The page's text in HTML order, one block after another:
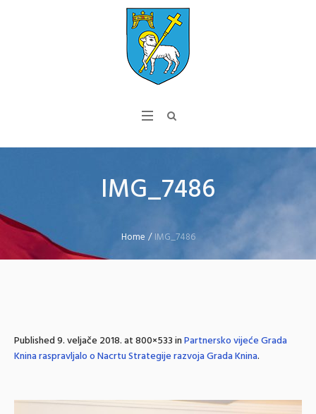
IMG_7486
Home /IMG_7486
Published9. veljače 2018.at 800×533 inPartnersko vijeće Grada
Knina raspravljalo o Nacrtu Strategije razvoja Grada Knina.